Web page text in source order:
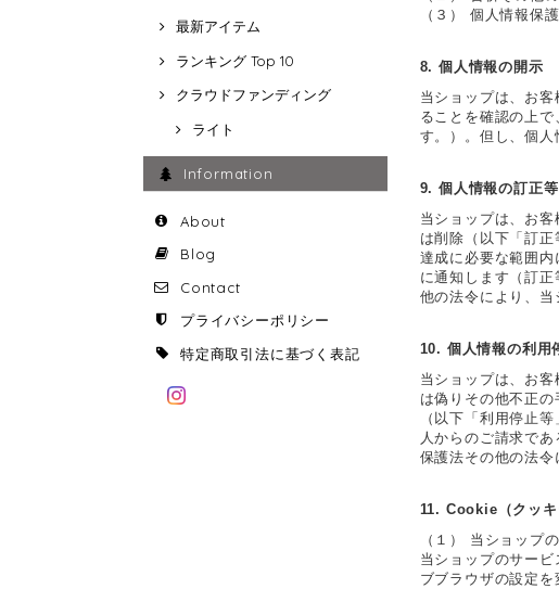
最新アイテム
ランキング Top 10
クラウドファンディング
ライト
Information
About
Blog
Contact
プライバシーポリシー
特定商取引法に基づく表記
（３） 個人情報保
8. 個人情報の開示
当ショップは、お
ることを確認の上
す。）。但し、個
9. 個人情報の訂正等
当ショップは、お
は削除（以下「訂
達成に必要な範囲
に通知します（訂
他の法令により、当
10. 個人情報の利用
当ショップは、お
は偽りその他不正
（以下「利用停止
人からのご請求で
保護法その他の法令
11. Cookie（クッキ
（１） 当ショップ
当ショップのサー
ブブラウザの設定